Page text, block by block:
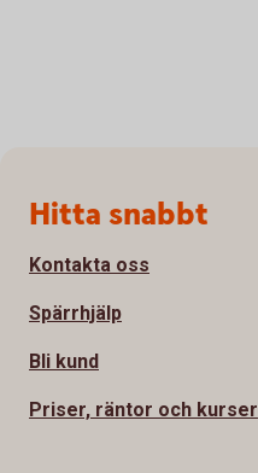
Sidfot
Hitta snabbt
Kontakta oss
Spärrhjälp
Bli kund
Priser, räntor och kurser